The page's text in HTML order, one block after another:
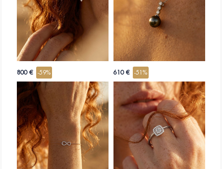
800 € -59% 610 € -51%